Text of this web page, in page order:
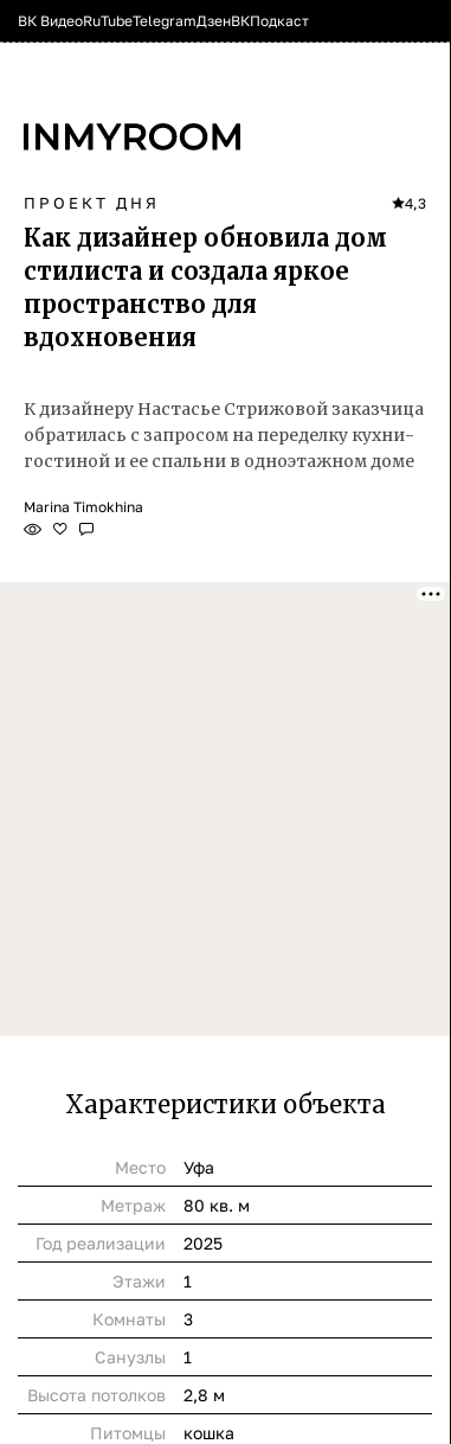
ВК ВидеоRuTubeTelegramДзенВКПодкаст
ПРОЕКТ ДНЯ 4,3
Как дизайнер обновила дом
стилиста и создала яркое
пространство для
вдохновения
К дизайнеру Настасье Стрижовой заказчица
обратилась с запросом на переделку кухни-
гостиной и ее спальни в одноэтажном доме
Marina Timokhina
Характеристики объекта
Место
Уфа
Метраж
80 кв. м
Год реализации
2025
Этажи
1
Комнаты
3
Cанузлы
1
Высота потолков
2,8 м
Питомцы
кошка